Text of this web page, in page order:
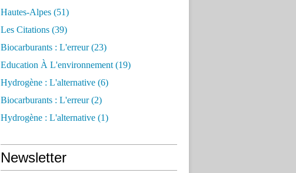
Hautes-Alpes (51)
Les Citations (39)
Biocarburants : L'erreur(23)
Education À L'environnement (19)
Hydrogène : L'alternative (6)
Biocarburants : L'erreur(2)
Hydrogène : L'alternative (1)
Newsletter